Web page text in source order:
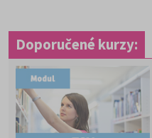
Doporučené kurzy: